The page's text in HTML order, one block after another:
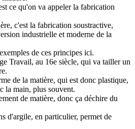
ce qu'on va appeler la fabrication
c'est la fabrication soustractive,
industrielle et moderne de la
de ces principes ici.
Travail, au 16e siècle, qui va tailler un
de la matière, qui est donc plastique,
la main, plus souvent.
de matière, donc ça déchire du
d'argile, en particulier, permet de